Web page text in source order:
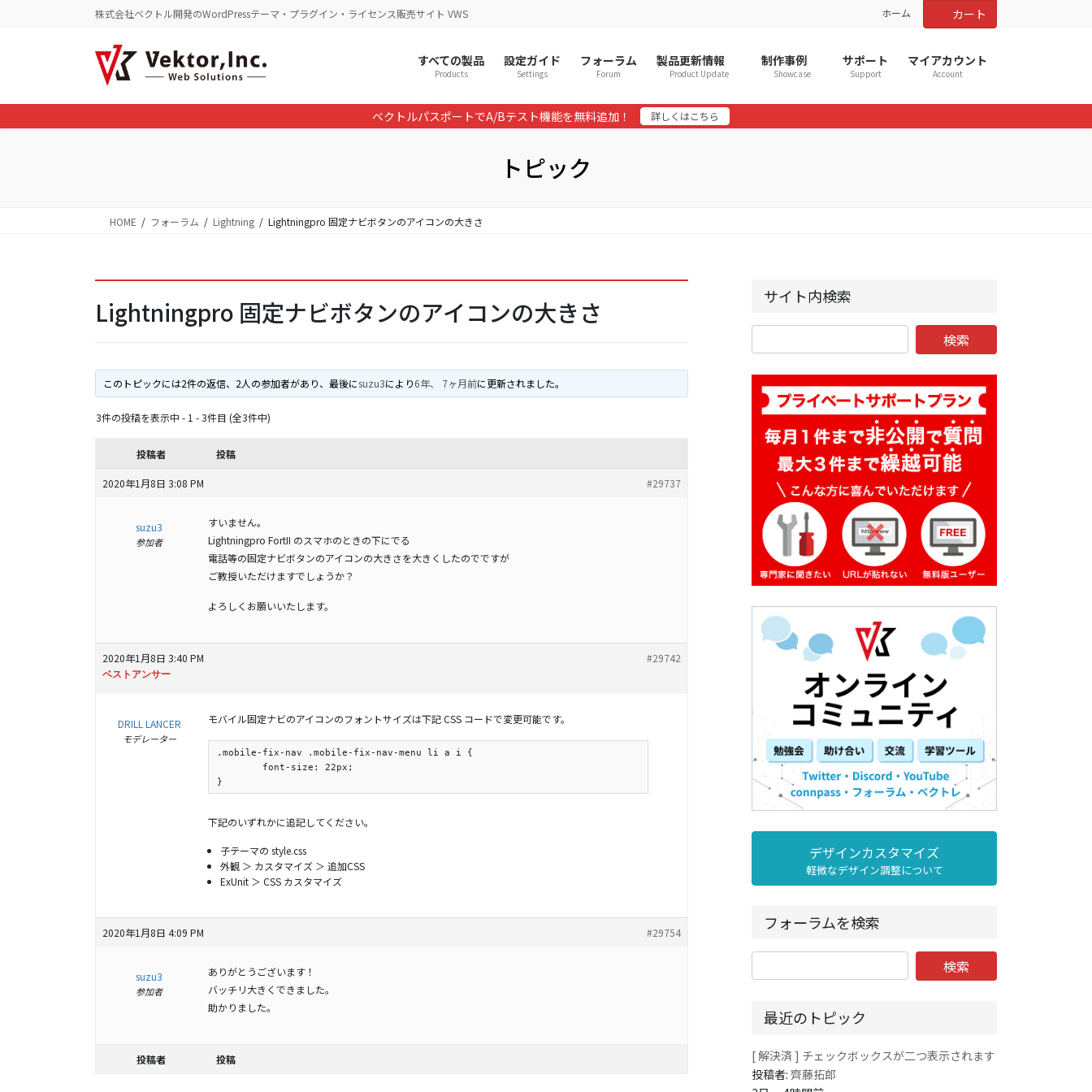
に
移
ョ
ン
株式会社ベクトル開発のWordPressテーマ・プラグイン・ライセンス販売サイト VWS ホーム カート
すべての製品
Products
設定ガイド
Settings
フォーラム
Forum
製品更新情報
Product Update
制作事例
Showcase
サポート
Support
マイアカウント
Account
ベクトルパスポートでA/Bテスト機能を無料追加！ 詳しくはこちら
トピック
HOME フォーラム Lightning Lightningpro 固定ナビボタンのアイコンの大きさ
Lightningpro 固定ナビボタンのアイコンの大きさ
このトピックには2件の返信、2人の参加者があり、最後にsuzu3により6年、 7ヶ月前に更新されました。
3件の投稿を表示中 - 1 - 3件目 (全3件中)
投稿者 投稿
2020年1月8日 3:08 PM #29737
suzu3
参加者
すいません。
Lightningpro FortII のスマホのときの下にでる
電話等の固定ナビボタンのアイコンの大きさを大きくしたのでですが
ご教授いただけますでしょうか？
よろしくお願いいたします。
2020年1月8日 3:40 PM #29742
ベストアンサー
DRILL LANCER
モデレーター
モバイル固定ナビのアイコンのフォントサイズは下記 CSS コードで変更可能です。
.mobile-fix-nav .mobile-fix-nav-menu li a i {
}
下記のいずれかに追記してください。
子テーマの style.css
外観 ＞ カスタマイズ ＞ 追加CSS
ExUnit ＞ CSS カスタマイズ
2020年1月8日 4:09 PM #29754
suzu3
参加者
ありがとうございます！
バッチリ大きくできました。
助かりました。
投稿者 投稿
サイト内検索
デザインカスタマイズ
軽微なデザイン調整について
フォーラムを検索
最近のトピック
[ 解決済 ] チェックボックスが二つ表示されます
投稿者:齊藤拓郎